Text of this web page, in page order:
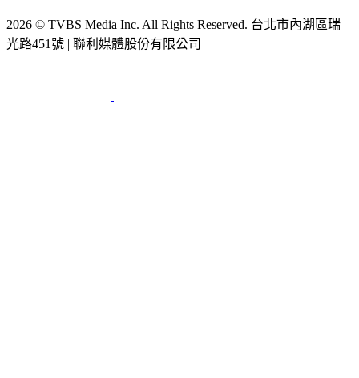
2026 © TVBS Media Inc. All Rights Reserved. 台北市內湖區瑞
光路451號 | 聯利媒體股份有限公司